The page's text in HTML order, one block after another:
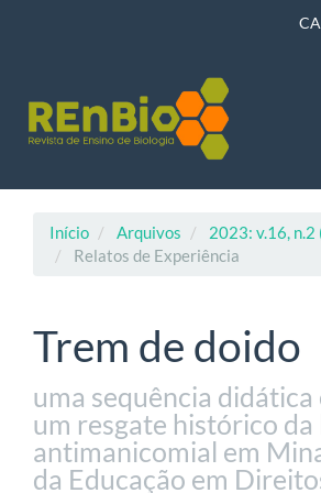
Barra
Lateral
Início Arquivos
2023: v.16, n.2
Relatos de Experiência
Trem de doido
uma sequência didática
um resgate histórico da
antimanicomial em
da Educação em